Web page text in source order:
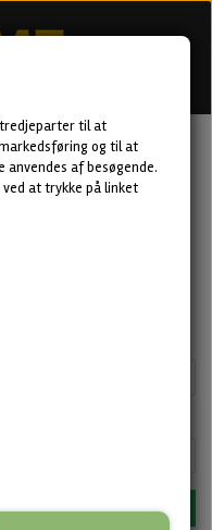
tredjeparter til at
og til at
anvendes af besøgende.
at trykke på linket